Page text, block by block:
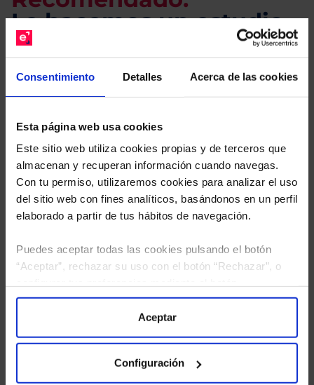
Consentimiento Detalles Acerca de las cookies
Esta página web usa cookies
Este sitio web utiliza cookies propias y de terceros que
almacenan y recuperan información cuando navegas.
Con tu permiso, utilizaremos cookies para analizar el uso
del sitio web con fines analíticos, basándonos en un perfil
elaborado a partir de tus hábitos de navegación.
Puedes aceptar todas las cookies pulsando el botón
“Aceptar”, rechazar su uso con el botón “Rechazar”, o
“Configuración”. Consulta nuestraPolítica
para más información.
Aceptar
Configuración
Le hacemos un estudio
gratuito de su cartera.
Descárguese el archivoe indíquenos los ISINs de
sus Fondos y nuestros expertos le enviarán un
Limpias con las que podrá ahorrar en sus costes.